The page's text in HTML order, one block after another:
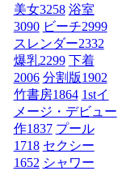
美女3258 浴室
3090 ビーチ2999
スレンダー2332
爆乳2299 下着
2006 分割版1902
竹書房1864 1stイ
メージ・デビュー
作1837 プール
1718 セクシー
1652 シャワー